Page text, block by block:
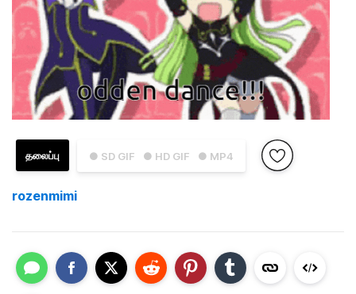
● SD GIF ● HD GIF ● MP4
தலைப்பு
rozenmimi